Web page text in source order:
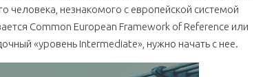
качество
работодателей
с уровня Intermediate, если вы:
человека, незнакомого с европейской системой
Common European Framework of Reference или
«уровень Intermediate», нужно начать с нее.